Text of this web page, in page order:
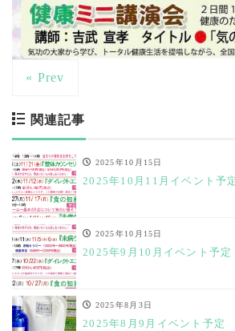
« Prev
関連記事
2025年10月15日
2025年10月11月イベント予
2025年10月15日
2025年9月10月イベント予定
2025年8月3日
2025年8月9月イベント予定